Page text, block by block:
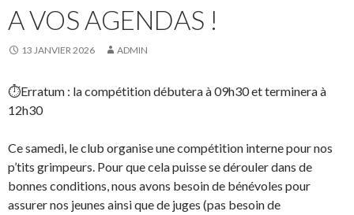
A VOS AGENDAS !
13 JANVIER 2026 ADMIN
⏱️Erratum : la compétition débutera à 09h30 et terminera à
12h30
Ce samedi, le club organise une compétition interne pour nos
p’tits grimpeurs. Pour que cela puisse se dérouler dans de
bonnes conditions, nous avons besoin de bénévoles pour
assurer nos jeunes ainsi que de juges (pas besoin de